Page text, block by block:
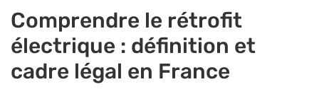
Comprendre le rétrofit
électrique : définition et
cadre légal en France